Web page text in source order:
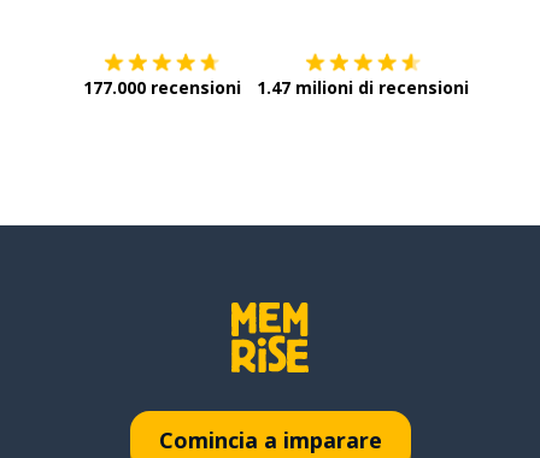
177.000 recensioni 1.47 milioni di recensioni
Comincia a imparare